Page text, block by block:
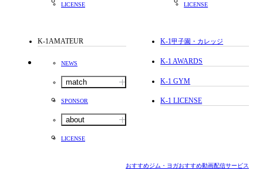
LICENSE LICENSE
K-1AMATEUR
NEWS
match
SPONSOR
about
LICENSE
K-1甲子園・カレッジ
K-1 AWARDS
K-1 GYM
K-1 LICENSE
おすすめジム・ヨガおすすめ動画配信サービス